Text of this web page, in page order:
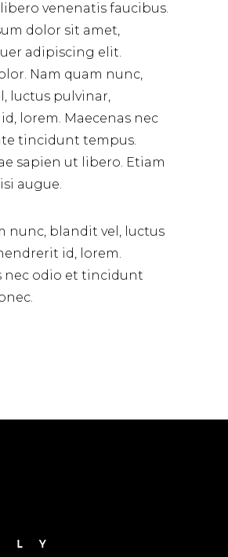
venenatis faucibus.
dolor sit amet,
adipiscing elit.
Nam quam nunc,
luctus pulvinar,
lorem. Maecenas nec
tincidunt tempus.
sapien ut libero. Etiam
augue.
nunc, blandit vel, luctus
id, lorem.
nec odio et tincidunt